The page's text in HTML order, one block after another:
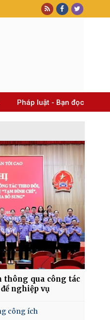
Pháp luật - Bạn đọc
qua công tác
nghiệp vụ
công ích